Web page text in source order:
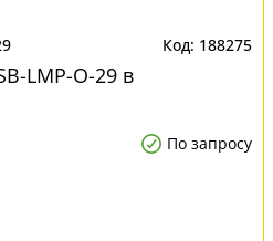
188275
LMP-O-29 в
По запросу